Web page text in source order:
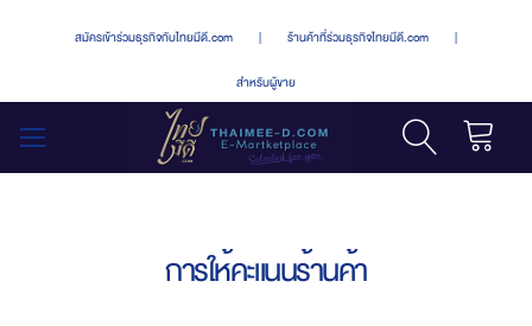
สมัครเข้าร่วมธุรกิจกับไทยมีดี.com | ร้านค้าที่ร่วมธุรกิจไทยมีดี.com |
สำหรับผู้ขาย
การให้คะแนนร้านค้า